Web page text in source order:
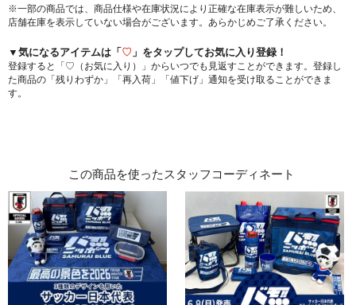
※一部の商品では、商品仕様や在庫状況により正確な在庫表示が難しいため、
店舗在庫を表示していない場合がございます。あらかじめご了承ください。
▼気になるアイテムは「♡ 」をタップしてお気に入り登録！
登録すると「♡（お気に入り）」からいつでも見返すことができます。登録し
た商品の「残りわずか」「再入荷」「値下げ」通知を受け取ることができま
す。
この商品を使ったスタッフコーディネート